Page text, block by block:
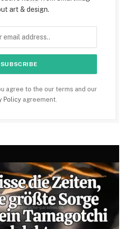
art & design.
agree to the our terms and our
Policyagreement.